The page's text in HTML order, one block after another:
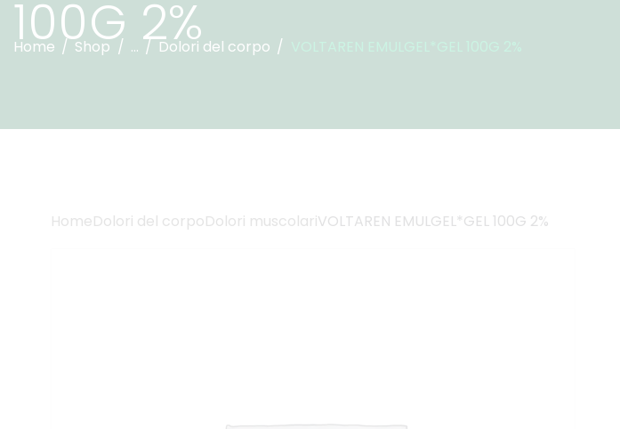
100G 2%
Home Shop ... Dolori del corpo
HomeDolori del corpoDolori muscolariVOLTAREN EMULGEL*GEL 100G 2%